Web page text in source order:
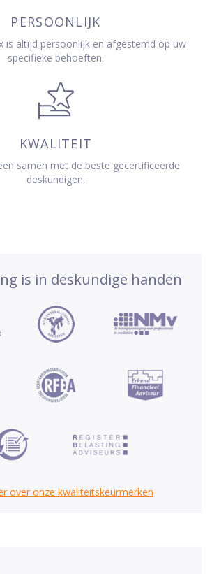
PERSOONLIJK
is altijd persoonlijk en afgestemd op uw
specifieke behoeften.
KWALITEIT
samen met de beste gecertificeerde
deskundigen.
is in deskundige handen
over onze kwaliteitskeurmerken